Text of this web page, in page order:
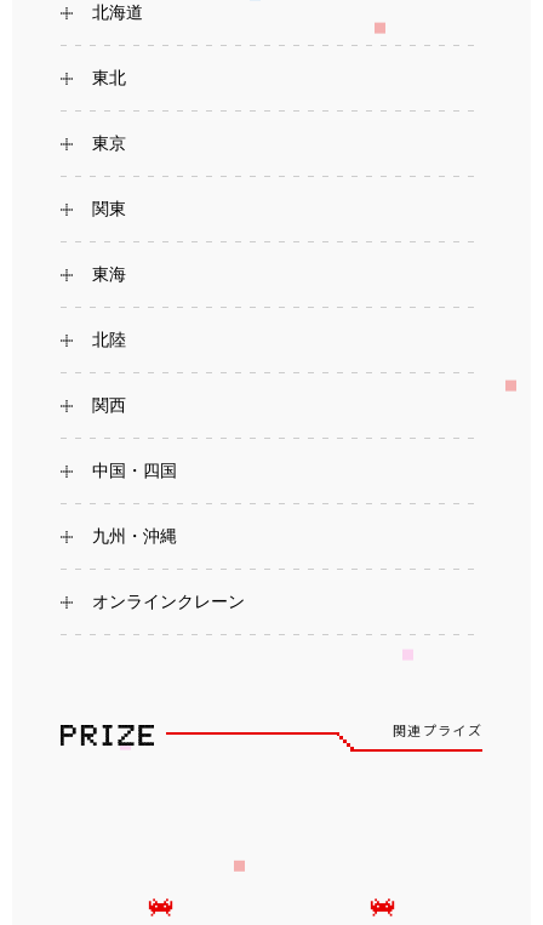
北海道
東北
東京
関東
東海
北陸
関西
中国・四国
九州・沖縄
オンラインクレーン
関連プライズ